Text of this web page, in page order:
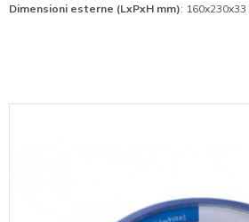
Dimensioni esterne (LxPxH mm): 160x230x33